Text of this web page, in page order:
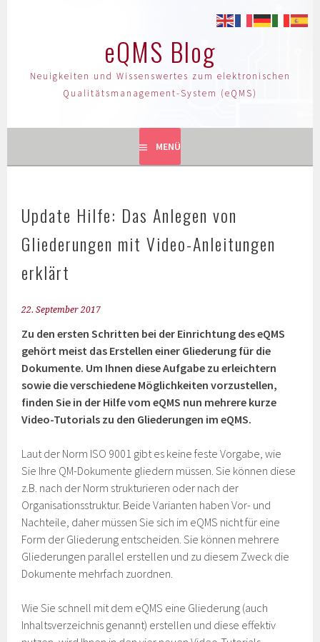
eQMS Blog
Neuigkeiten und Wissenswertes zum elektronischen
Qualitätsmanagement-System (eQMS)
MENÜ
Update Hilfe: Das Anlegen von
Gliederungen mit Video-Anleitungen
erklärt
22. September 2017
Zu den ersten Schritten bei der Einrichtung des eQMS
gehört meist das Erstellen einer Gliederung für die
Dokumente. Um Ihnen diese Aufgabe zu erleichtern
sowie die verschiedene Möglichkeiten vorzustellen,
finden Sie in der Hilfe vom eQMS nun mehrere kurze
Video-Tutorials zu den Gliederungen im eQMS.
Laut der Norm ISO 9001 gibt es keine feste Vorgabe, wie
Sie Ihre QM-Dokumente gliedern müssen. Sie können diese
z.B. nach der Norm strukturieren oder nach der
Organisationsstruktur. Beide Varianten haben Vor- und
Nachteile, daher müssen Sie sich im eQMS nicht für eine
Form der Gliederung entscheiden. Sie können mehrere
Gliederungen parallel erstellen und zu diesem Zweck die
Dokumente mehrfach zuordnen.
Wie Sie schnell mit dem eQMS eine Gliederung (auch
Inhaltsverzeichnis genannt) erstellen und diese effektiv